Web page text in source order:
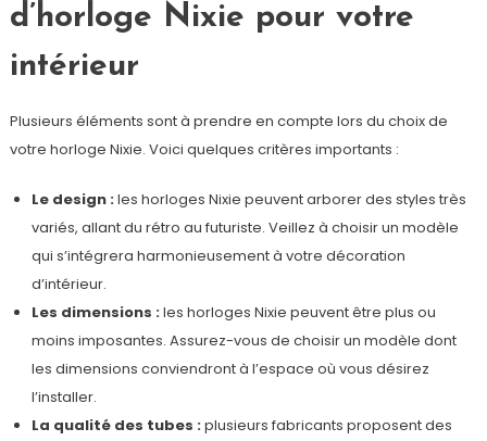
d’horloge Nixie pour votre
intérieur
Plusieurs éléments sont à prendre en compte lors du choix de
votre horloge Nixie. Voici quelques critères importants :
Le design :les horloges Nixie peuvent arborer des styles très
variés, allant du rétro au futuriste. Veillez à choisir un modèle
qui s’intégrera harmonieusement à votre décoration
d’intérieur.
Les dimensions :les horloges Nixie peuvent être plus ou
moins imposantes. Assurez-vous de choisir un modèle dont
les dimensions conviendront à l’espace où vous désirez
l’installer.
La qualité des tubes :plusieurs fabricants proposent des